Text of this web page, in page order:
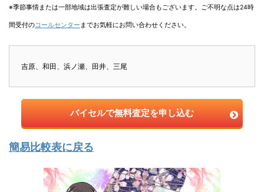
※季節事情または一部地域は出張査定が難しい場合もございます。ご不明な点は24時
間受付のコールセンター までお気軽にお問い合わせください。
吉原、和田、浜ノ瀬、田井、三尾
バイセルで無料査定を申し込む
簡易比較表に戻る